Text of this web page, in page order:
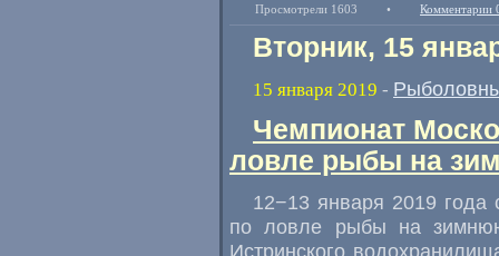
Просмотрели 1603 • Комментарии
Вторник, 15
15 января 2019 -
Чемпионат
ловле рыбы на
12−13 января 2019 года
по ловле рыбы на
Истринского